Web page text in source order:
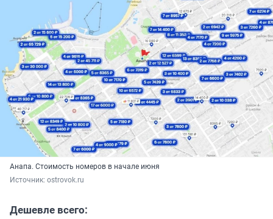
Анапа. Стоимость номеров в начале июня
Источник: ostrovok.ru
Дешевле всего: